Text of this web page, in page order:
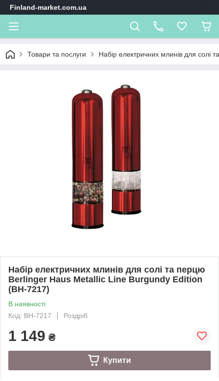
Finland-market.com.ua
Товари та послуги Набір електричних млинів для
Набір електричних млинів для солі та перцю
Berlinger Haus Metallic Line Burgundy Edition
(BH-7217)
В наявності
Код: BH-7217
Роздріб
1 149 ₴
Купити